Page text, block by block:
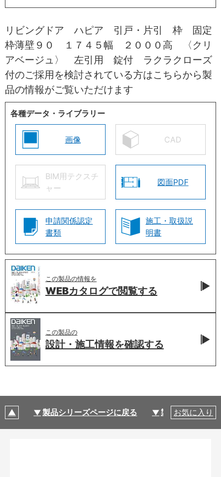
リビングドア ハピア 引戸・片引 枠 固定
枠薄壁９０ １７４５幅 ２０００高 〈クリ
アベージュ〉 左引用 錠付 ラクラクローズ
付のご採用を検討されている方はこちらから製
品の情報がご覧いただけます
各種データ・ライブラリー
画像 CAD
BIM用テクスチ
ャー
図面PDF
申請関係認定
書類
施工・取扱説
明書
この製品の情報を
WEBカタログで閲覧する
この製品の
設計・施工情報を確認する
製品シリーズページに戻る 製品仕様
お気に入り